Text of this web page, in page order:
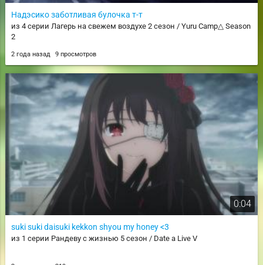
Надэсико заботливая булочка т-т
из 4 серии Лагерь на свежем воздухе 2 сезон / Yuru Camp△ Season
2
2 года назад 9 просмотров
0:04
suki suki daisuki kekkon shyou my honey <3
из 1 серии Рандеву с жизнью 5 сезон / Date a Live V